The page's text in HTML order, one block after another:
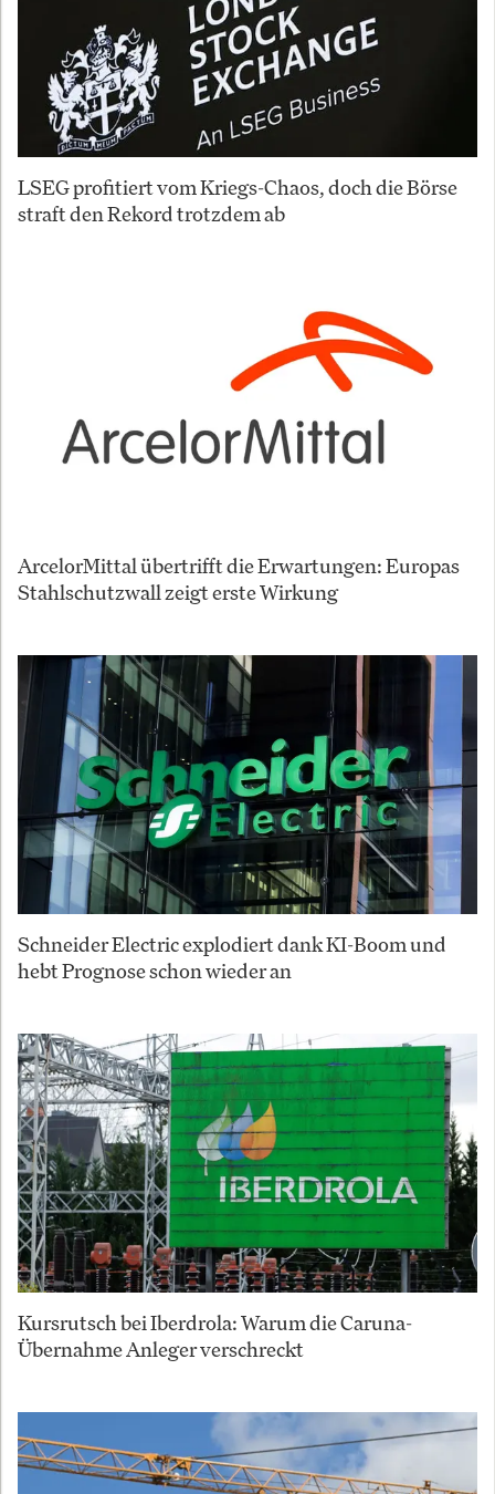
LSEG profitiert vom Kriegs-Chaos, doch die Börse
straft den Rekord trotzdem ab
ArcelorMittal übertrifft die Erwartungen: Europas
Stahlschutzwall zeigt erste Wirkung
Schneider Electric explodiert dank KI-Boom und
hebt Prognose schon wieder an
Kursrutsch bei Iberdrola: Warum die Caruna-
Übernahme Anleger verschreckt